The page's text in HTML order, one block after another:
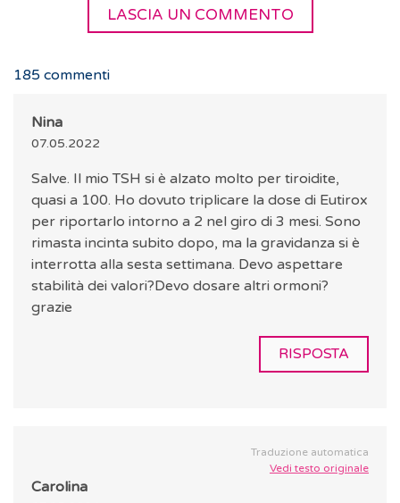
LASCIA UN COMMENTO
185 commenti
Nina
07.05.2022
Salve. Il mio TSH si è alzato molto per tiroidite,
quasi a 100. Ho dovuto triplicare la dose di Eutirox
per riportarlo intorno a 2 nel giro di 3 mesi. Sono
rimasta incinta subito dopo, ma la gravidanza si è
interrotta alla sesta settimana. Devo aspettare
stabilità dei valori?Devo dosare altri ormoni?
grazie
RISPOSTA
Traduzione automatica
Vedi testo originale
Carolina